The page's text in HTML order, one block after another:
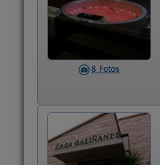
8 Fotos